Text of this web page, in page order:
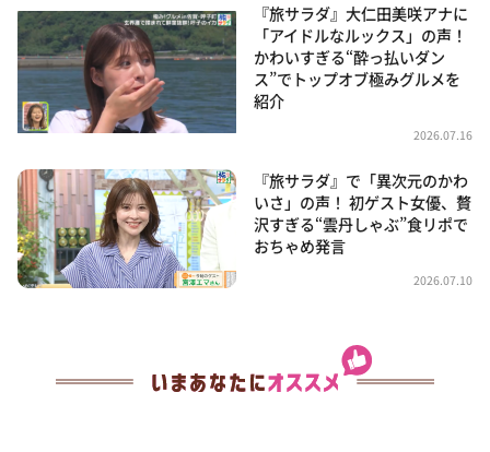
『旅サラダ』大仁田美咲アナに
「アイドルなルックス」の声！
かわいすぎる“酔っ払いダン
ス”でトップオブ極みグルメを
紹介
2026.07.16
『旅サラダ』で「異次元のかわ
いさ」の声！ 初ゲスト女優、贅
沢すぎる“雲丹しゃぶ”食リポで
おちゃめ発言
2026.07.10